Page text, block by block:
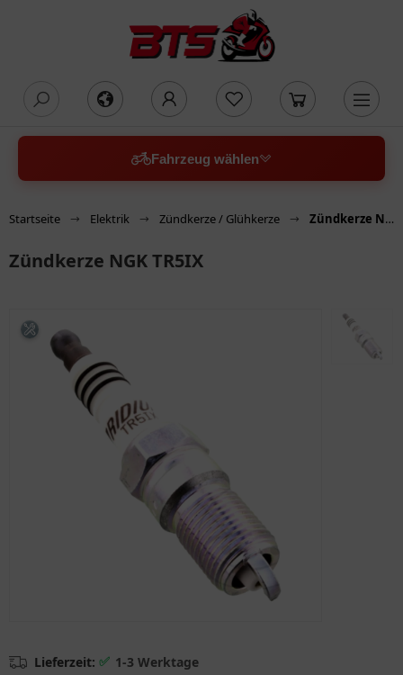
Fahrzeug wählen
Startseite Elektrik Zündkerze / Glühkerze Zündkerze NGK TR5IX
Zündkerze NGK TR5IX
Lieferzeit: ✅ 1-3 Werktage